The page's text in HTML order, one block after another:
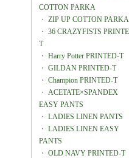
COTTON PARKA
・ ZIP UP COTTON PARKA
・ 36 CRAZYFISTS
T
・ Harry Potter PRINTED-T
・ GILDAN PRINTED-T
・ Champion PRINTED-T
・ ACETATE×SPANDEX
EASY PANTS
・ LADIES LINEN PANTS
・ LADIES LINEN EASY
PANTS
・ OLD NAVY PRINTED-T